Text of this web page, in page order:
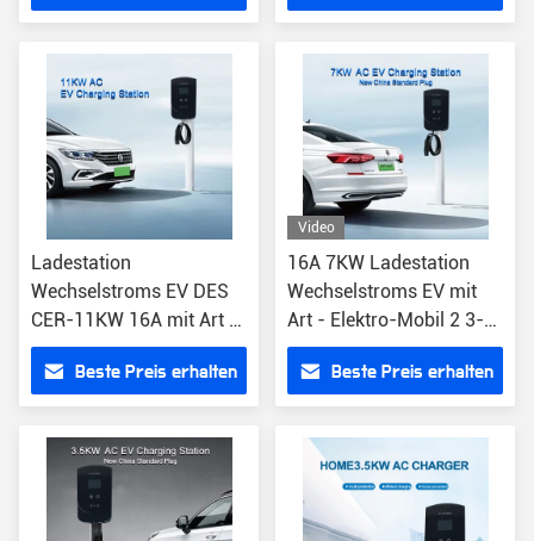
Ladestation
Wechselstroms EV DES
CER-11KW 16A mit Art -
2 schnell aufladendes
Auto-Ladegerät
Beste Preis erhalten
Video
16A 7KW Ladestation
Wechselstroms EV mit
Art - Elektro-Mobil 2 3-
phasig
Beste Preis erhalten